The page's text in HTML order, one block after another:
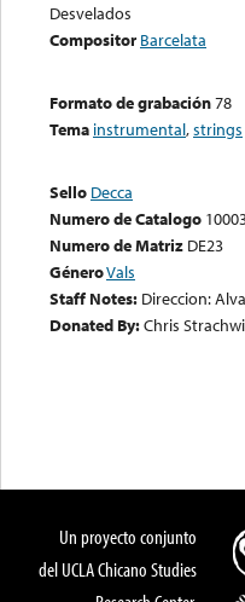
Desvelados
Compositor Barcelata
Formato de grabación78
Tema instrumental,strings
Sello Decca
Numero de Catalogo
Numero de Matriz DE23
GéneroVals
Staff Notes: Direccion:
Donated By:Chris
Un proyecto conjunto
del UCLA Chicano Studies